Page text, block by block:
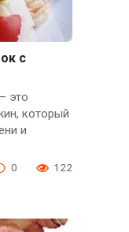
с
это
который
и
0 122